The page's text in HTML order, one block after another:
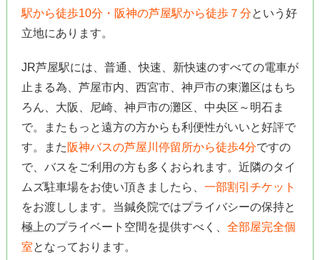
駅から徒歩10分・阪神の芦屋駅から徒歩７分という好
立地にあります。
JR芦屋駅には、普通、快速、新快速のすべての電車が
止まる為、芦屋市内、西宮市、神戸市の東灘区はもち
ろん、大阪、尼崎、神戸市の灘区、中央区～明石ま
で。またもっと遠方の方からも利便性がいいと好評で
す。また 阪神バスの芦屋川停留所から徒歩4分ですの
で、バスをご利用の方も多くおられます。近隣のタイ
ムズ駐車場をお使い頂きましたら、 一部割引チケット
をお渡しします。当鍼灸院ではプライバシーの保持と
極上のプライベート空間を提供すべく、 全部屋完全個
室となっております。